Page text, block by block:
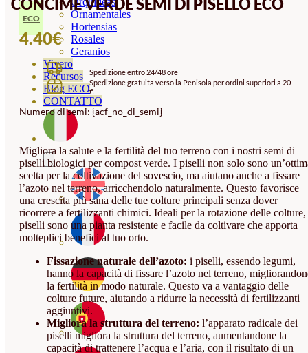
Ornamentales
Hortensias
Rosales
Geranios
Vivero
Recursos
Blog ECO
CONTATTO
ECO
4.40€
Spedizione entro 24/48 ore
Spedizione gratuita verso la Penisola per ordini superiori a 20
€
Numero di semi: {acf_no_di_semi}
Migliora la salute e la fertilità del tuo terreno con i nostri semi di
piselli biologici per compost verde. I piselli non solo sono
scelta per la coltivazione del sovescio, ma aiutano anche a fissare
l’azoto nel terreno, arricchendolo naturalmente. Questo favorisce
una crescita più sana delle tue colture principali senza dover
ricorrere a fertilizzanti chimici. Ideali per la rotazione delle
piselli sono una pianta resistente e facile da coltivare che apporta
molteplici benefici al tuo orto.
Fissazione naturale dell’azoto: i piselli, essendo legumi,
hanno la capacità di fissare l’azoto nel terreno,
la fertilità in modo naturale. Questo va a vantaggio delle
colture future, aiutando a ridurre la necessità di fertilizzanti
aggiuntivi.
Migliora la struttura del terreno: l’apparato radicale dei
piselli migliora la struttura del terreno, aumentandone la
capacità di trattenere l’acqua e l’aria, con il risultato di un